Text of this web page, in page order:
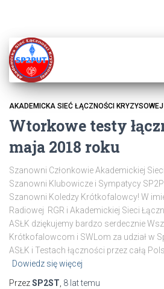
AKADEMICKA SIEĆ ŁĄCZNOŚCI KRYZYSOWEJ
Wtorkowe testy
maja 2018 roku
Szanowni Członkowie Akademickiej
Szanowni Klubowicze i Sympatycy
Szanowni Koledzy Krótkofalowcy! W
Radiowej RGR i Akademickiej Sieci
ASŁK dziękujemy bardzo serdecznie
Krótkofalowcom i SWLom za udział w
ASŁK i Testach łączności przez całą
Dowiedz się więcej
PrzezSP2ST 8 lattemu